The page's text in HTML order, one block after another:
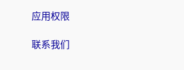
应用权限
联系我们